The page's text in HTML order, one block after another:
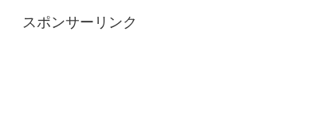
スポンサーリンク